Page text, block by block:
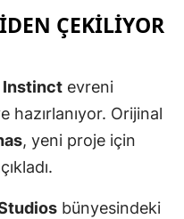
ÇEKILIYOR
Instinct evreni
hazırlanıyor. Orijinal
, yeni proje için
bünyesindeki